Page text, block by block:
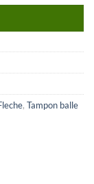
, Tampon balle